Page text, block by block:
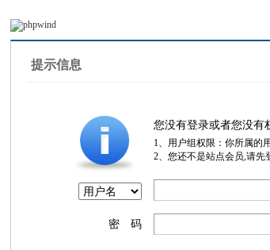
提示信息
您没有登录或者您没有
1、用户组权限：你所属的
2、您还不是站点会员,请先
密 码